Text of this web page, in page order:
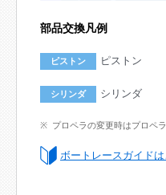
部品交換凡例
ピストン ピストン
シリンダ シリンダ
プロペラの変更時はプロペ
ボートレースガイドは